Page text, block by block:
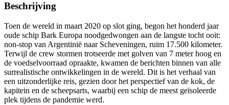
Beschrijving
Toen de wereld in maart 2020 op slot ging, begon het honderd jaar
oude schip Bark Europa noodgedwongen aan de langste tocht ooit:
non-stop van Argentinië naar Scheveningen, ruim 17.500 kilometer.
Terwijl de crew stormen trotseerde met golven van 7 meter hoog en
de voedselvoorraad opraakte, kwamen de berichten binnen van alle
surrealistische ontwikkelingen in de wereld. Dit is het verhaal van
een uitzonderlijke reis, gezien door het perspectief van de kok, de
kapitein en de scheepsarts, waarbij een schip de meest geïsoleerde
plek tijdens de pandemie werd.